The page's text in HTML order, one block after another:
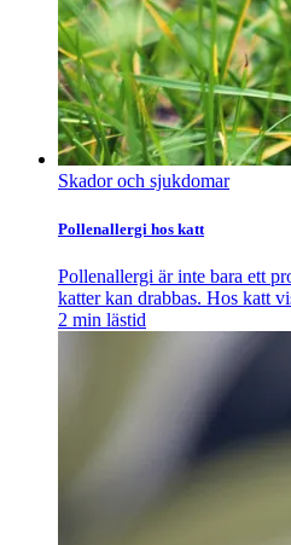
Skador och sjukdomar
Pollenallergi hos katt
Pollenallergi är inte bara ett
katter kan drabbas. Hos katt
2 min lästid